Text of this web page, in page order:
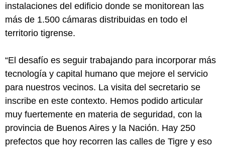
instalaciones del edificio donde se monitorean las
más de 1.500 cámaras distribuidas en todo el
territorio tigrense.
“El desafío es seguir trabajando para incorporar más
tecnología y capital humano que mejore el servicio
para nuestros vecinos. La visita del secretario se
inscribe en este contexto. Hemos podido articular
muy fuertemente en materia de seguridad, con la
provincia de Buenos Aires y la Nación. Hay 250
prefectos que hoy recorren las calles de Tigre y eso